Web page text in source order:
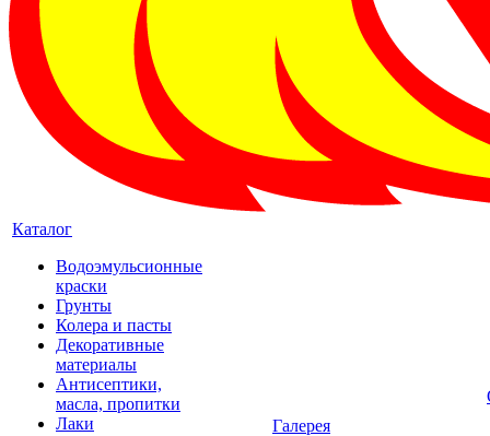
Каталог
Водоэмульсионные
краски
Грунты
Колера и пасты
Декоративные
материалы
Антисептики,
масла, пропитки
Лаки
Галерея